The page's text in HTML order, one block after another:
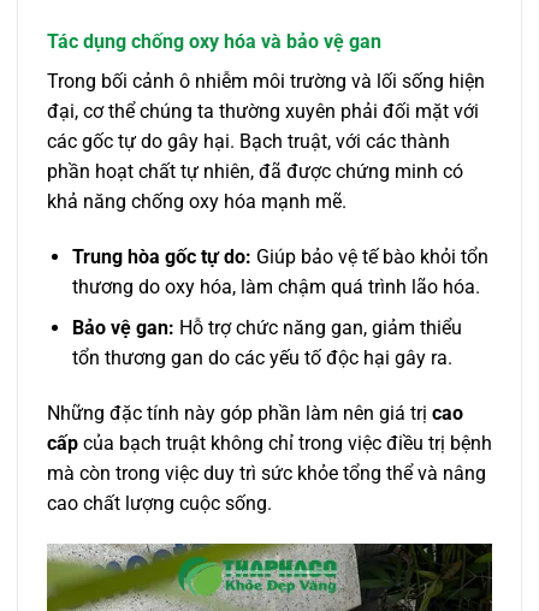
Tác dụng chống oxy hóa và bảo vệ gan
Trong bối cảnh ô nhiễm môi trường và lối sống hiện
đại, cơ thể chúng ta thường xuyên phải đối mặt với
các gốc tự do gây hại. Bạch truật, với các thành
phần hoạt chất tự nhiên, đã được chứng minh có
khả năng chống oxy hóa mạnh mẽ.
Trung hòa gốc tự do: Giúp bảo vệ tế bào khỏi tổn
thương do oxy hóa, làm chậm quá trình lão hóa.
Bảo vệ gan: Hỗ trợ chức năng gan, giảm thiểu
tổn thương gan do các yếu tố độc hại gây ra.
Những đặc tính này góp phần làm nên giá trị cao
cấp của bạch truật không chỉ trong việc điều trị bệnh
mà còn trong việc duy trì sức khỏe tổng thể và nâng
cao chất lượng cuộc sống.